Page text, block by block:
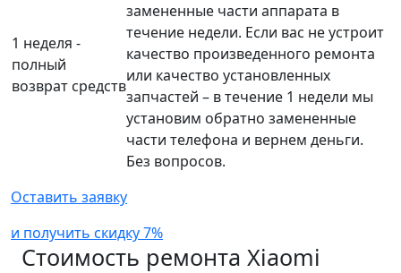
1 неделя -
полный
возврат средств
замененные части аппарата в
течение недели. Если вас не устроит
качество произведенного ремонта
или качество установленных
запчастей – в течение 1 недели мы
установим обратно замененные
части телефона и вернем деньги.
Без вопросов.
Оставить заявку
и получить скидку 7%
Стоимость ремонта Xiaomi